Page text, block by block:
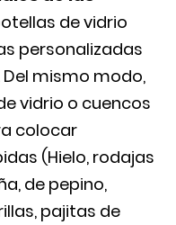
de vidrio
personalizadas
mismo modo,
vidrio o cuencos
colocar
(Hielo, rodajas
de pepino,
pajitas de